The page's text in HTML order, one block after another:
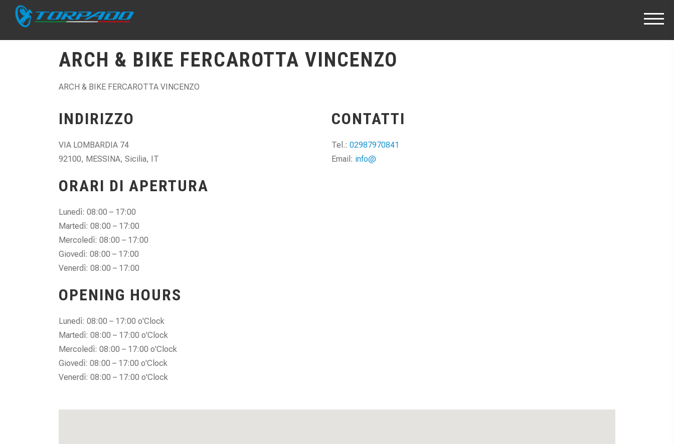
ARCH & BIKE FERCAROTTA VINCENZO
ARCH & BIKE FERCAROTTA VINCENZO
INDIRIZZO
VIA LOMBARDIA 74
92100, MESSINA, Sicilia, IT
CONTATTI
Tel.: 02987970841
Email: info@
ORARI DI APERTURA
Lunedì: 08:00 – 17:00
Martedì: 08:00 – 17:00
Mercoledì: 08:00 – 17:00
Giovedì: 08:00 – 17:00
Venerdì: 08:00 – 17:00
OPENING HOURS
Lunedì: 08:00 – 17:00 o'Clock
Martedì: 08:00 – 17:00 o'Clock
Mercoledì: 08:00 – 17:00 o'Clock
Giovedì: 08:00 – 17:00 o'Clock
Venerdì: 08:00 – 17:00 o'Clock